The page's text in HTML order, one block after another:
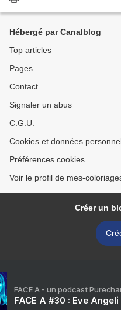
Hébergé par Canalblog
Top articles
Pages
Contact
Signaler un abus
C.G.U.
Cookies et données
Préférences cookies
Voir le profil de mes-
Créer un
FACE A - un podcast
FACE A #30 : Eve